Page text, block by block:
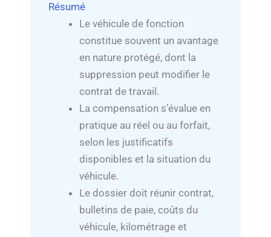
Résumé
Le véhicule de fonction
constitue souvent un avantage
en nature protégé, dont la
suppression peut modifier le
contrat de travail.
La compensation s’évalue en
pratique au réel ou au forfait,
selon les justificatifs
disponibles et la situation du
véhicule.
Le dossier doit réunir contrat,
bulletins de paie, coûts du
véhicule, kilométrage et